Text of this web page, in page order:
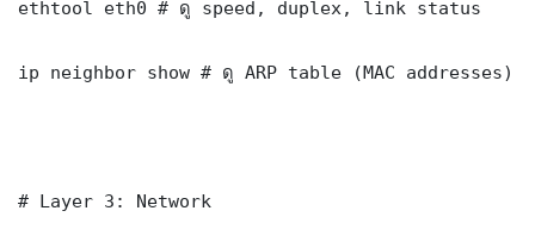
ethtool eth0 # ดู speed, duplex, link status
ip neighbor show # ดู ARP table (MAC addresses)
# Layer 3: Network